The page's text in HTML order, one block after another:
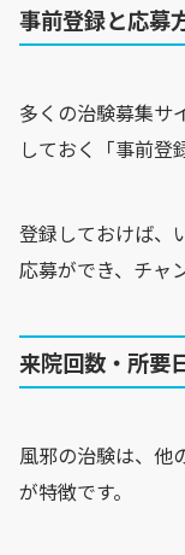
事前登録と応募
多くの治験募集サ
しておく「事前登
登録しておけば、
応募ができ、チャ
来院回数・所要
風邪の治験は、他
が特徴です。